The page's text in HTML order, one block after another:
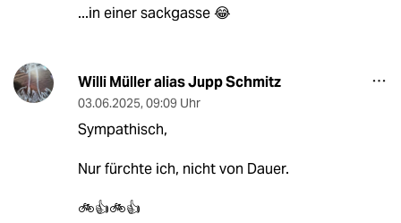
...in einer sackgasse 😂
Willi Müller alias Jupp Schmitz
03.06.2025, 09:09 Uhr
Sympathisch,
Nur fürchte ich, nicht von Dauer.
🚲👍🚲👍